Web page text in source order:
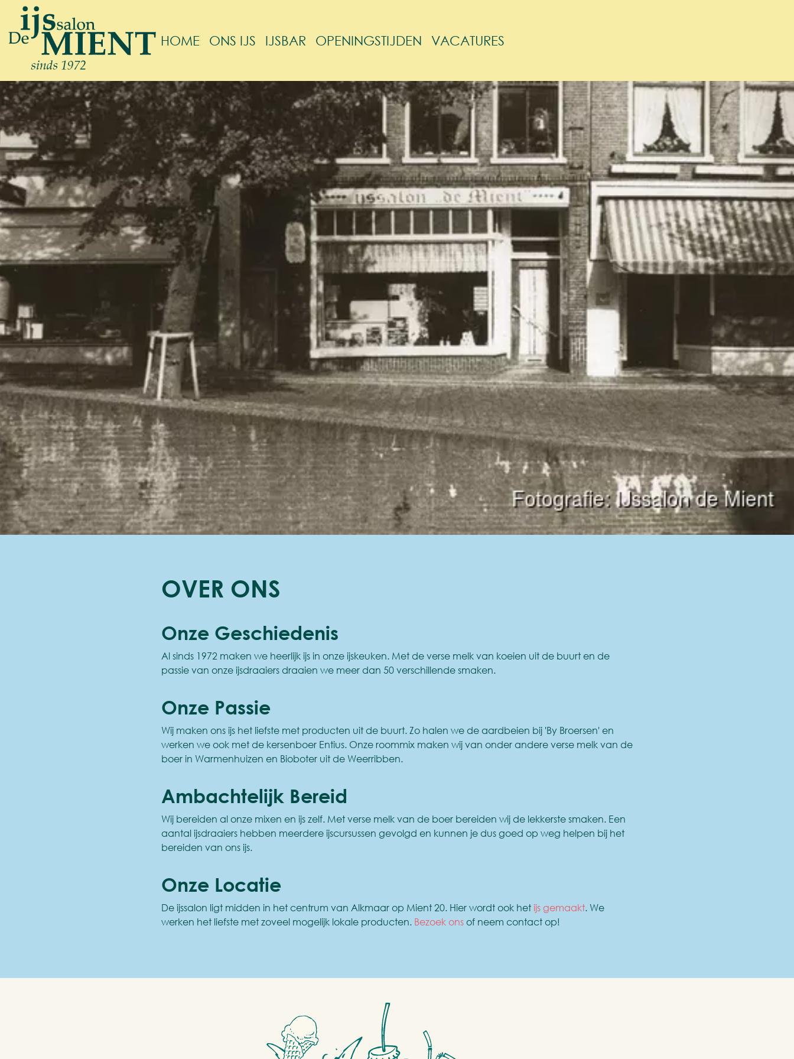
HOME ONS IJS IJSBAR OPENINGSTIJDEN VACATURES
OVER ONS
Onze Geschiedenis
Al sinds 1972 maken we heerlijk ijs in onze ijskeuken. Met de verse melk van koeien uit de buurt en de
passie van onze ijsdraaiers draaien we meer dan 50 verschillende smaken.
Onze Passie
Wij maken ons ijs het liefste met producten uit de buurt. Zo halen we de aardbeien bij 'By Broersen' en
werken we ook met de kersenboer Entius. Onze roommix maken wij van onder andere verse melk van de
boer in Warmenhuizen en Bioboter uit de Weerribben.
Ambachtelijk Bereid
Wij bereiden al onze mixen en ijs zelf. Met verse melk van de boer bereiden wij de lekkerste smaken. Een
aantal ijsdraaiers hebben meerdere ijscursussen gevolgd en kunnen je dus goed op weg helpen bij het
bereiden van ons ijs.
Onze Locatie
De ijssalon ligt midden in het centrum van Alkmaar op Mient 20. Hier wordt ook het ijs gemaakt. We
werken het liefste met zoveel mogelijk lokale producten. Bezoek onsof neem contact op!